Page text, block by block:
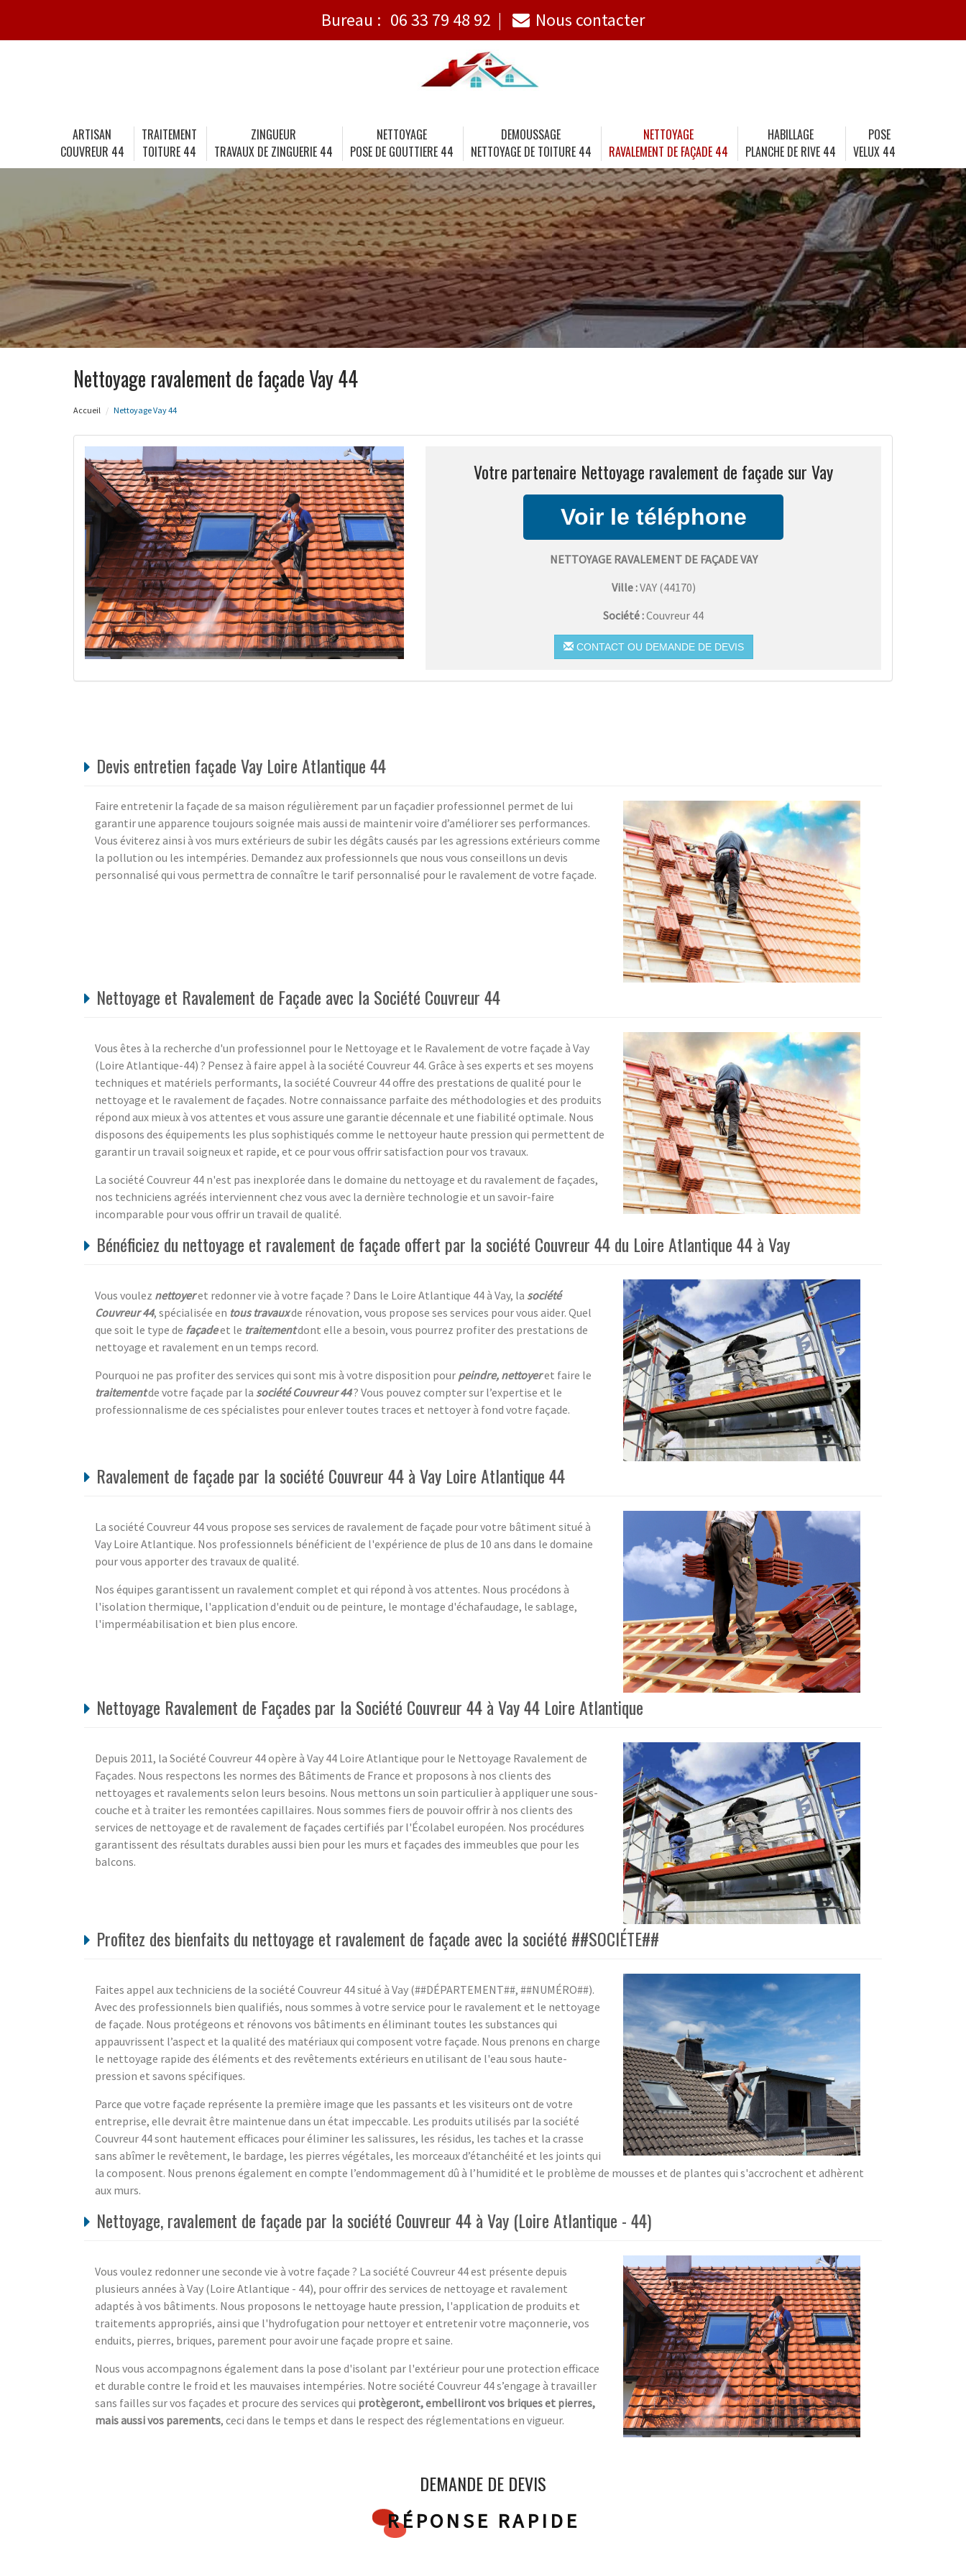
Bureau : 06 33 79 48 92 Nous contacter
ARTISAN
COUVREUR 44
TRAITEMENT
TOITURE 44
ZINGUEUR
TRAVAUX DE ZINGUERIE 44
NETTOYAGE
POSE DE GOUTTIERE 44
DEMOUSSAGE
NETTOYAGE DE TOITURE 44
NETTOYAGE
RAVALEMENT DE FAÇADE 44
HABILLAGE
PLANCHE DE RIVE 44
POSE
VELUX 44
Nettoyage ravalement de façade Vay 44
Accueil Nettoyage Vay 44
Votre partenaire Nettoyage ravalement de façade sur Vay
NETTOYAGE RAVALEMENT DE FAÇADE VAY
Ville :VAY(44170)
Société :Couvreur 44
CONTACT OU DEMANDE DE DEVIS
Devis entretien façade Vay Loire Atlantique 44
Faire entretenir la façade de sa maison régulièrement par un façadier professionnel permet de lui
garantir une apparence toujours soignée mais aussi de maintenir voire d’améliorer ses performances.
Vous éviterez ainsi à vos murs extérieurs de subir les dégâts causés par les agressions extérieurs comme
la pollution ou les intempéries. Demandez aux professionnels que nous vous conseillons un devis
personnalisé qui vous permettra de connaître le tarif personnalisé pour le ravalement de votre façade.
Nettoyage et Ravalement de Façade avec la Société Couvreur 44
Vous êtes à la recherche d'un professionnel pour le Nettoyage et le Ravalement de votre façade à Vay
(Loire Atlantique-44) ? Pensez à faire appel à la société Couvreur 44. Grâce à ses experts et ses moyens
techniques et matériels performants, la société Couvreur 44 offre des prestations de qualité pour le
nettoyage et le ravalement de façades. Notre connaissance parfaite des méthodologies et des produits
répond aux mieux à vos attentes et vous assure une garantie décennale et une fiabilité optimale. Nous
disposons des équipements les plus sophistiqués comme le nettoyeur haute pression qui permettent de
garantir un travail soigneux et rapide, et ce pour vous offrir satisfaction pour vos travaux.
La société Couvreur 44 n'est pas inexplorée dans le domaine du nettoyage et du ravalement de façades,
nos techniciens agréés interviennent chez vous avec la dernière technologie et un savoir-faire
incomparable pour vous offrir un travail de qualité.
Bénéficiez du nettoyage et ravalement de façade offert par la société Couvreur 44 du Loire Atlantique 44 à Vay
Vous voulez nettoyeret redonner vie à votre façade ? Dans le Loire Atlantique 44 à Vay, la société
Couvreur 44, spécialisée en tous travauxde rénovation, vous propose ses services pour vous aider. Quel
que soit le type de façadeet le traitementdont elle a besoin, vous pourrez profiter des prestations de
nettoyage et ravalement en un temps record.
Pourquoi ne pas profiter des services qui sont mis à votre disposition pour peindre, nettoyeret faire le
traitementde votre façade par la société Couvreur 44? Vous pouvez compter sur l’expertise et le
professionnalisme de ces spécialistes pour enlever toutes traces et nettoyer à fond votre façade.
Ravalement de façade par la société Couvreur 44 à Vay Loire Atlantique 44
La société Couvreur 44 vous propose ses services de ravalement de façade pour votre bâtiment situé à
Vay Loire Atlantique. Nos professionnels bénéficient de l'expérience de plus de 10 ans dans le domaine
pour vous apporter des travaux de qualité.
Nos équipes garantissent un ravalement complet et qui répond à vos attentes. Nous procédons à
l'isolation thermique, l'application d'enduit ou de peinture, le montage d'échafaudage, le sablage,
l'imperméabilisation et bien plus encore.
Nettoyage Ravalement de Façades par la Société Couvreur 44 à Vay 44 Loire Atlantique
Depuis 2011, la Société Couvreur 44 opère à Vay 44 Loire Atlantique pour le Nettoyage Ravalement de
Façades. Nous respectons les normes des Bâtiments de France et proposons à nos clients des
nettoyages et ravalements selon leurs besoins. Nous mettons un soin particulier à appliquer une sous-
couche et à traiter les remontées capillaires. Nous sommes fiers de pouvoir offrir à nos clients des
services de nettoyage et de ravalement de façades certifiés par l'Écolabel européen. Nos procédures
garantissent des résultats durables aussi bien pour les murs et façades des immeubles que pour les
balcons.
Profitez des bienfaits du nettoyage et ravalement de façade avec la société ##SOCIÉTE##
Faites appel aux techniciens de la société Couvreur 44 situé à Vay (##DÉPARTEMENT##, ##NUMÉRO##).
Avec des professionnels bien qualifiés, nous sommes à votre service pour le ravalement et le nettoyage
de façade. Nous protégeons et rénovons vos bâtiments en éliminant toutes les substances qui
appauvrissent l’aspect et la qualité des matériaux qui composent votre façade. Nous prenons en charge
le nettoyage rapide des éléments et des revêtements extérieurs en utilisant de l'eau sous haute-
pression et savons spécifiques.
Parce que votre façade représente la première image que les passants et les visiteurs ont de votre
entreprise, elle devrait être maintenue dans un état impeccable. Les produits utilisés par la société
Couvreur 44 sont hautement efficaces pour éliminer les salissures, les résidus, les taches et la crasse
sans abîmer le revêtement, le bardage, les pierres végétales, les morceaux d’étanchéité et les joints qui
la composent. Nous prenons également en compte l’endommagement dû à l’humidité et le problème de mousses et de plantes qui s'accrochent et adhèrent
aux murs.
Nettoyage, ravalement de façade par la société Couvreur 44 à Vay (Loire Atlantique - 44)
Vous voulez redonner une seconde vie à votre façade ? La société Couvreur 44 est présente depuis
plusieurs années à Vay (Loire Atlantique - 44), pour offrir des services de nettoyage et ravalement
adaptés à vos bâtiments. Nous proposons le nettoyage haute pression, l'application de produits et
traitements appropriés, ainsi que l'hydrofugation pour nettoyer et entretenir votre maçonnerie, vos
enduits, pierres, briques, parement pour avoir une façade propre et saine.
Nous vous accompagnons également dans la pose d'isolant par l'extérieur pour une protection efficace
et durable contre le froid et les mauvaises intempéries. Notre société Couvreur 44 s’engage à travailler
sans failles sur vos façades et procure des services qui protègeront, embelliront vos briques et pierres,
mais aussi vos parements, ceci dans le temps et dans le respect des réglementations en vigueur.
DEMANDE DE DEVIS
RÉPONSE RAPIDE